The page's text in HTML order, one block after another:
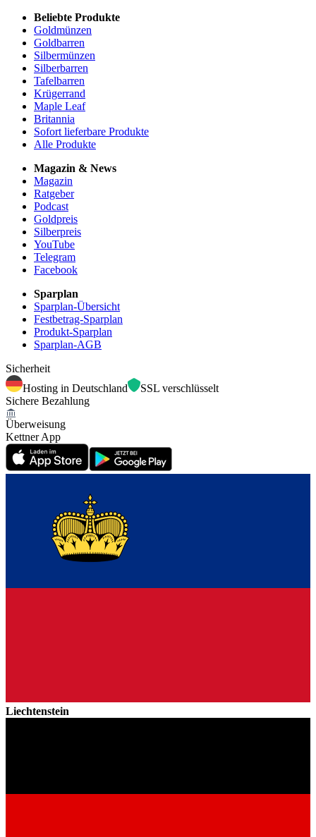
Beliebte Produkte
Goldmünzen
Goldbarren
Silbermünzen
Silberbarren
Tafelbarren
Krügerrand
Maple Leaf
Britannia
Sofort lieferbare Produkte
Alle Produkte
Magazin & News
Magazin
Ratgeber
Podcast
Goldpreis
Silberpreis
YouTube
Telegram
Facebook
Sparplan
Sparplan-Übersicht
Festbetrag-Sparplan
Produkt-Sparplan
Sparplan-AGB
Sicherheit
Hosting in Deutschland
SSL verschlüsselt
Sichere Bezahlung
Überweisung
Kettner App
Liechtenstein